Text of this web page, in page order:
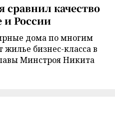
качество
России
дома по многим
бизнес-класса в
Минстроя Никита